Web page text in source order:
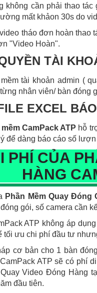
không cần phải thao
mất khảon 30s do
tháo đơn hoàn thao
"Video Hoàn".
TÀI
tài khoản admin (
nhân viên/ bàn đóng
EXCEL
CamPack ATP hỗ
để dàng báo cáo số
PHÍ CỦA
HÀNG
Phần Mềm Quay Đóng
gói, số camera cần
ATP không áp
tối ưu chi phí đầu tư
cơ bản cho 1 bàn
ATP sẽ có phí
Video Đóng Hàng
đầu tiên.